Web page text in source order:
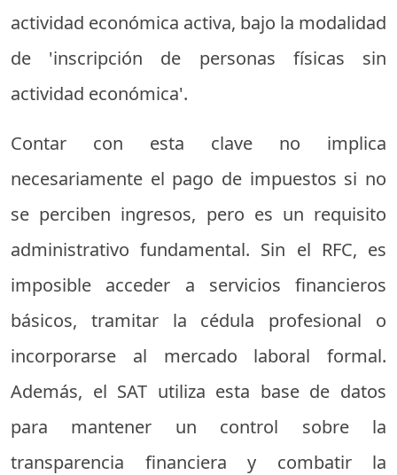
actividad económica activa, bajo la modalidad
de 'inscripción de personas físicas sin
actividad económica'.
Contar con esta clave no implica
necesariamente el pago de impuestos si no
se perciben ingresos, pero es un requisito
administrativo fundamental. Sin el RFC, es
imposible acceder a servicios financieros
básicos, tramitar la cédula profesional o
incorporarse al mercado laboral formal.
Además, el SAT utiliza esta base de datos
para mantener un control sobre la
transparencia financiera y combatir la